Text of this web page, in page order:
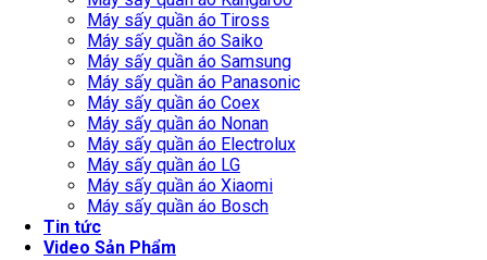
Máy sấy quần áo Tiross
Máy sấy quần áo Saiko
Máy sấy quần áo Samsung
Máy sấy quần áo Panasonic
Máy sấy quần áo Coex
Máy sấy quần áo Nonan
Máy sấy quần áo Electrolux
Máy sấy quần áo LG
Máy sấy quần áo Xiaomi
Máy sấy quần áo Bosch
Tin tức
Video Sản Phẩm